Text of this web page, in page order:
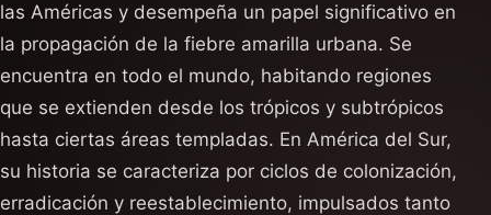
las Américas y desempeña un papel significativo en
la propagación de la fiebre amarilla urbana. Se
encuentra en todo el mundo, habitando regiones
que se extienden desde los trópicos y subtrópicos
hasta ciertas áreas templadas. En América del Sur,
su historia se caracteriza por ciclos de colonización,
erradicación y reestablecimiento, impulsados tanto